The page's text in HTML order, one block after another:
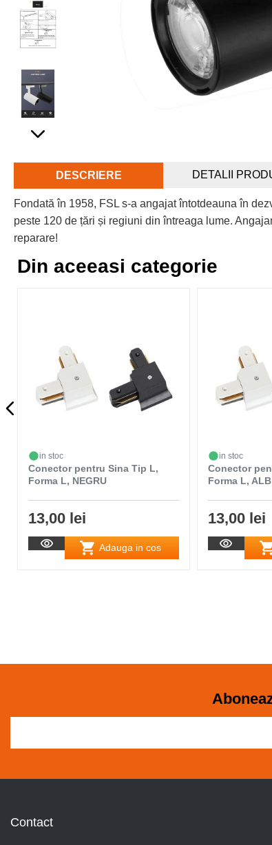
DESCRIERE DETALII
Fondată în 1958, FSL s-a angajat întotdeauna în
peste 120 de țări și regiuni din întreaga lume.
reparare!
Din aceeasi categorie
in stoc
Conector pentru Sina Tip L,
Forma L, NEGRU
13,00 lei
Adauga in cos
in stoc
Conector
Forma L, ALB
13,00 lei
Contact